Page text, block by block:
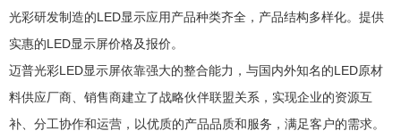
光彩研发制造的LED显示应用产品种类齐全，产品结构多样化。提供
实惠的LED显示屏价格及报价。
迈普光彩LED显示屏依靠强大的整合能力，与国内外知名的LED原材
料供应厂商、销售商建立了战略伙伴联盟关系，实现企业的资源互
补、分工协作和运营，以优质的产品品质和服务，满足客户的需求。